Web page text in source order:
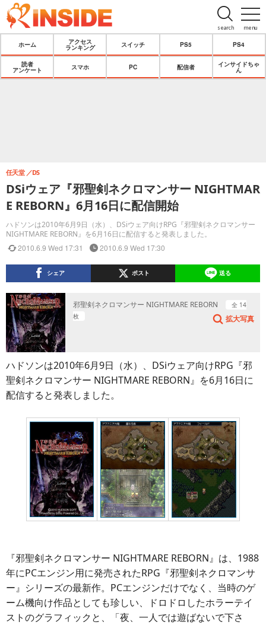
menu
search
ホーム
アクセス
ランキング
スイッチ PS5 PS4
読者
アンケート
スマホ PC 配信者
インサイドちゃ
ん
DSiウェア『邪聖剣ネクロマンサー NIGHTMAR
E REBORN』6月16日に配信開始
ハドソンは2010年6月9日（水）、DSiウェア向けRPG『邪聖剣ネクロマンサー
NIGHTMARE REBORN』を6月16日に配信すると発表しました。
任天堂 DS
2010.6.9 Wed 17:31 2010.6.9 Wed 17:30
シェア ポスト 送る
邪聖剣ネクロマンサー NIGHTMARE REBORN
全 14
枚
拡大写真
ハドソンは2010年6月9日（水）、DSiウェア向けRPG『邪
聖剣ネクロマンサー NIGHTMARE REBORN』を6月16日に
配信すると発表しました。
『邪聖剣ネクロマンサー NIGHTMARE REBORN』は、1988
年にPCエンジン用に発売されたRPG『邪聖剣ネクロマンサ
ー』シリーズの最新作。PCエンジンだけでなく、当時のゲ
ーム機向け作品としても珍しい、ドロドロしたホラーテイ
ストのグラフィックと、「夜、一人では遊ばないで下さ